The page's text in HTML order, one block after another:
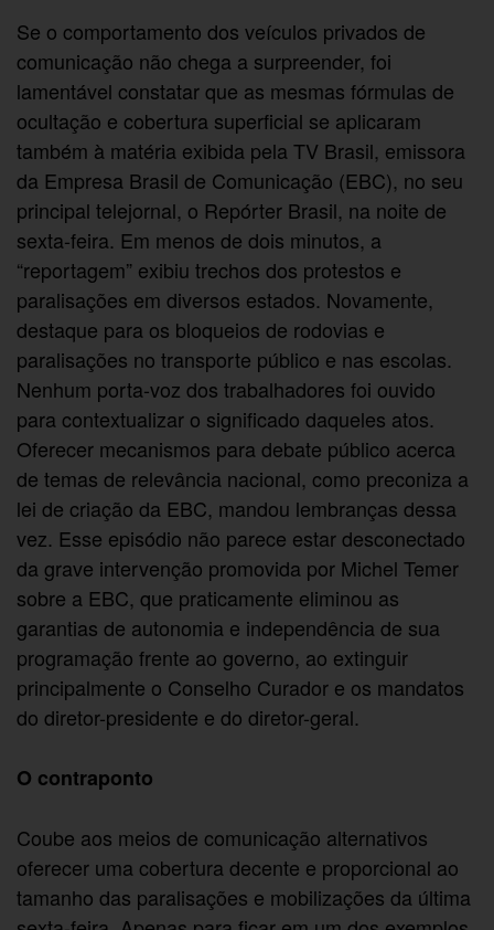
Se o comportamento dos veículos privados de
comunicação não chega a surpreender, foi
lamentável constatar que as mesmas fórmulas de
ocultação e cobertura superficial se aplicaram
também à matéria exibida pela TV Brasil, emissora
da Empresa Brasil de Comunicação (EBC), no seu
principal telejornal, o Repórter Brasil, na noite de
sexta-feira. Em menos de dois minutos, a
“reportagem” exibiu trechos dos protestos e
paralisações em diversos estados. Novamente,
destaque para os bloqueios de rodovias e
paralisações no transporte público e nas escolas.
Nenhum porta-voz dos trabalhadores foi ouvido
para contextualizar o significado daqueles atos.
Oferecer mecanismos para debate público acerca
de temas de relevância nacional, como preconiza a
lei de criação da EBC, mandou lembranças dessa
vez. Esse episódio não parece estar desconectado
da grave intervenção promovida por Michel Temer
sobre a EBC, que praticamente eliminou as
garantias de autonomia e independência de sua
programação frente ao governo, ao extinguir
principalmente o Conselho Curador e os mandatos
do diretor-presidente e do diretor-geral.
O contraponto
Coube aos meios de comunicação alternativos
oferecer uma cobertura decente e proporcional ao
tamanho das paralisações e mobilizações da última